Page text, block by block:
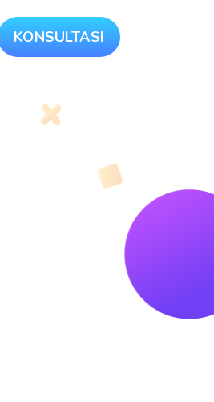
KONSULTASI